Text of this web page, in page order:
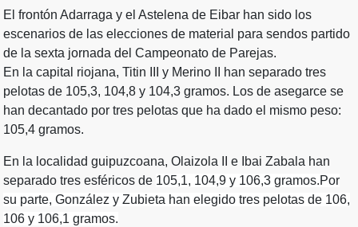
El frontón Adarraga y el Astelena de Eibar han sido los
escenarios de las elecciones de material para sendos partido
de la sexta jornada del Campeonato de Parejas.
En la capital riojana, Titin III y Merino II han separado tres
pelotas de 105,3, 104,8 y 104,3 gramos. Los de asegarce se
han decantado por tres pelotas que ha dado el mismo peso:
105,4 gramos.
En la localidad guipuzcoana, Olaizola II e Ibai Zabala han
separado tres esféricos de 105,1, 104,9 y 106,3 gramos.Por
su parte, González y Zubieta han elegido tres pelotas de 106,
106 y 106,1 gramos.